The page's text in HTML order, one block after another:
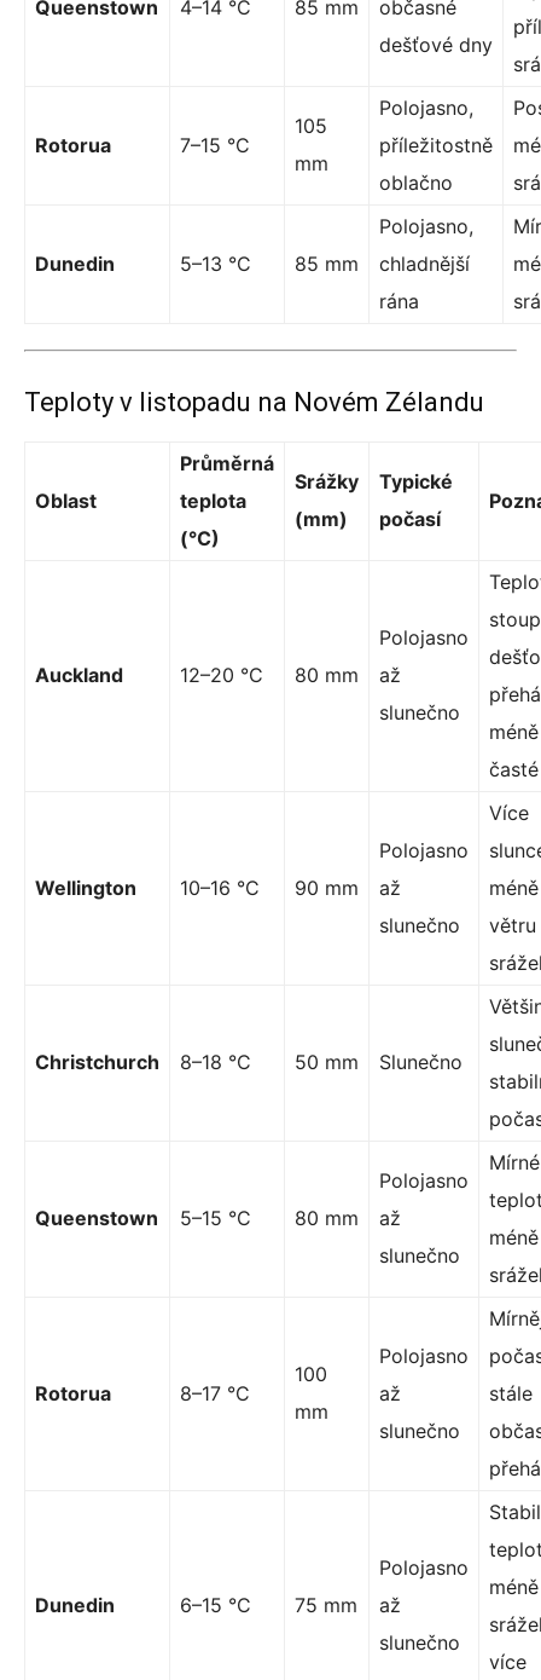
Queenstown 4–14 °C 85 mm
občasné
dešťové dny
Rotorua 7–15 °C
105
mm
Polojasno,
příležitostně
oblačno
Dunedin 5–13 °C 85 mm
Polojasno,
chladnější
rána
Teploty v listopadu na Novém Zélandu
Oblast
Průměrná
teplota
(°C)
Srážky
(mm)
Typické
počasí
Auckland 12–20 °C 80 mm
Polojasno
až
slunečno
méně
časté
Wellington 10–16 °C 90 mm
Polojasno
až
slunečno
Více
méně
větru
Christchurch 8–18 °C 50 mm Slunečno
Queenstown 5–15 °C 80 mm
Polojasno
až
slunečno
Mírné
méně
Rotorua 8–17 °C
100
mm
Polojasno
až
slunečno
stále
Dunedin 6–15 °C 75 mm
Polojasno
až
slunečno
méně
více